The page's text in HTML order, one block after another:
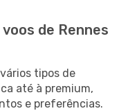
de Rennes
tipos de
até à premium,
e preferências.